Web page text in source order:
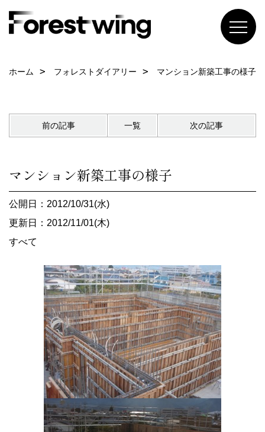
ホーム フォレストダイアリー マンション新築工事の様子
前の記事 一覧 次の記事
マンション新築工事の様子
公開日：2012/10/31(水)
更新日：2012/11/01(木)
すべて